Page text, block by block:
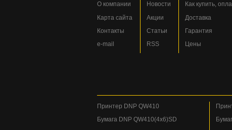
О компании
Карта сайта
Контакты
e-mail
Новости
Акции
Статьи
RSS
Как купить,
Доставка
Гарантия
Цены
Принтер DNP QW410
Бумага DNP QW410(4x6)SD